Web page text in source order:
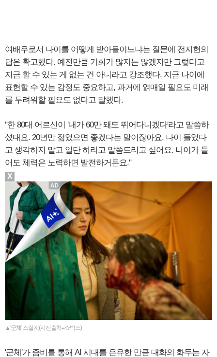
여배우로서 나이를 어떻게 받아들이느냐는 질문에 전지현의
답은 확고했다. 예전만큼 기회가 많지는 않겠지만 그렇다고
지금 할 수 있는 게 없는 건 아니라고 강조했다. 지금 나이에
표현할 수 있는 감정도 중요하고, 과거에 얽매일 필요도 미래
를 두려워할 필요도 없다고 말했다.
"한 80대 어르신이 '내가 60만 돼도 뛰어다니겠다'라고 말씀하
셨대요. 20년만 젊었으면 좋겠다는 말이잖아요. 나이 들었다
고 생각하지 말고 일단 하라고 말씀드리고 싶어요. 나이가 들
어도 체력은 노력하면 발전하거든요."
▲'군체' 스틸컷(사진출처=쇼박스)
'군체'가 좀비를 통해 AI 시대를 은유한 만큼 대화의 화두는 자
X